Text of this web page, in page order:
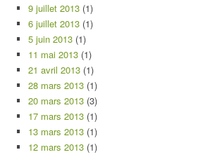
9 juillet 2013 (1)
6 juillet 2013 (1)
5 juin 2013 (1)
11 mai 2013 (1)
21 avril 2013 (1)
28 mars 2013 (1)
20 mars 2013 (3)
17 mars 2013 (1)
13 mars 2013 (1)
12 mars 2013 (1)